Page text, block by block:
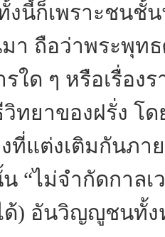
เพราะชนชั้นน
า ถือว่าพระพุท
ใด ๆ หรือเรื่อง
ทยาของฝรั่ง โ
ที่แต่งเติมกันภา
“ไม่จำกัดกาลเ
) อันวิญญูชนทั้ง